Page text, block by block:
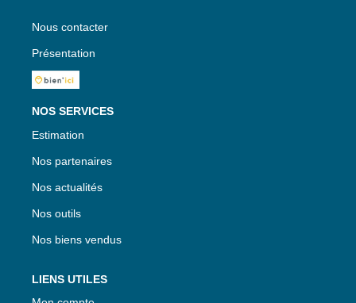
Nous contacter
Présentation
NOS SERVICES
Estimation
Nos partenaires
Nos actualités
Nos outils
Nos biens vendus
LIENS UTILES